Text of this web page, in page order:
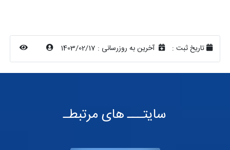
تاریخ ثبت : آخرین به روزرسانی : 1403/02/17
سایتـــ های مرتبطـ